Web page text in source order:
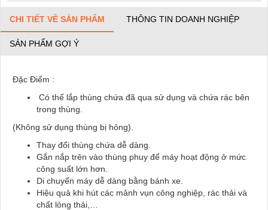
CHI TIẾT VỀ SẢN PHẨM THÔNG TIN DOANH NGHIỆP
SẢN PHẨM GỢI Ý
Đặc Điểm :
Có thể lắp thùng chứa đã qua sử dụng và chứa rác bên
trong thùng.
(Không sử dụng thùng bị hỏng).
Thay đổi thùng chứa dễ dàng.
Gắn nắp trên vào thùng phuy để máy hoạt động ở mức
công suất lớn hơn.
Di chuyển máy dễ dàng bằng bánh xe.
Hiệu quả khi hút các mảnh vụn công nghiệp, rác thải và
chất lỏng thải,…